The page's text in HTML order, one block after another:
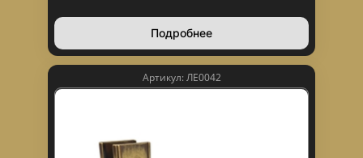
Подробнее
Артикул: ЛЕ0042